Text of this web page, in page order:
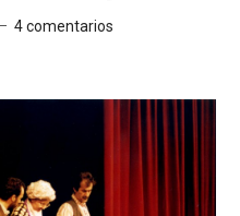
4 comentarios